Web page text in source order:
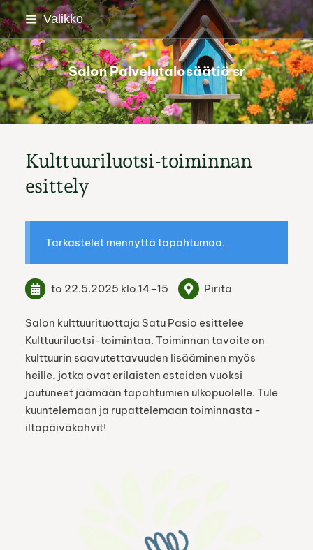
Siirry
sivun
sisältöön
Valikko
Salon Palvelutalosäätiö sr
Kulttuuriluotsi-toiminnan
esittely
Tarkastelet mennyttä tapahtumaa.
to 22.5.2025 klo 14–15 Pirita
Salon kulttuurituottaja Satu Pasio esittelee
Kulttuuriluotsi-toimintaa. Toiminnan tavoite on
kulttuurin saavutettavuuden lisääminen myös
heille, jotka ovat erilaisten esteiden vuoksi
joutuneet jäämään tapahtumien ulkopuolelle. Tule
kuuntelemaan ja rupattelemaan toiminnasta -
iltapäiväkahvit!